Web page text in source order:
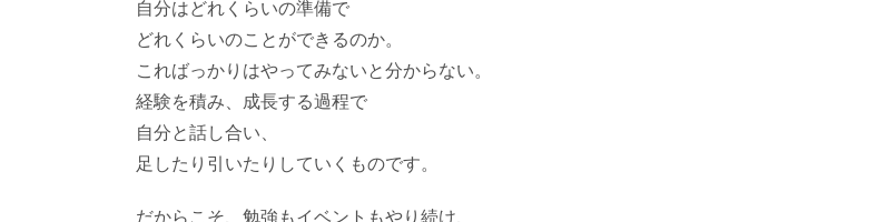
自分はどれくらいの準備で
どれくらいのことができるのか。
こればっかりはやってみないと分からない。
経験を積み、成長する過程で
自分と話し合い、
足したり引いたりしていくものです。
だからこそ、勉強もイベントもやり続け、